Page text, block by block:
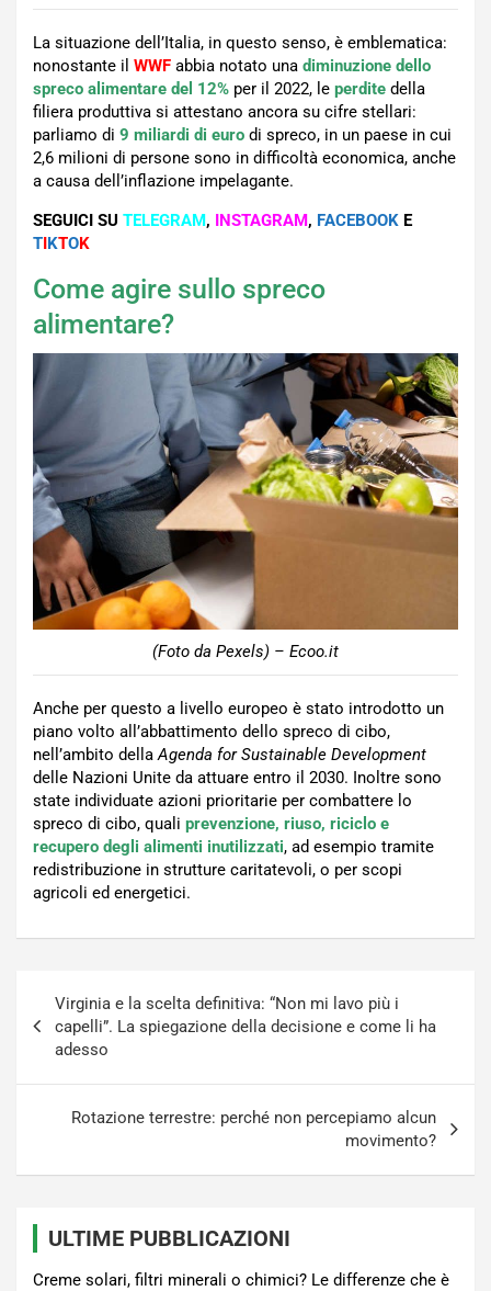
La situazione dell’Italia, in questo senso, è emblematica:
nonostante il WWF abbia notato una diminuzione dello
spreco alimentare del 12% per il 2022, le perdite della
filiera produttiva si attestano ancora su cifre stellari:
parliamo di 9 miliardi di euro di spreco, in un paese in cui
2,6 milioni di persone sono in difficoltà economica, anche
a causa dell’inflazione impelagante.
SEGUICI SU TELEGRAM, INSTAGRAM, FACEBOOK E
TIKTOK
Come agire sullo spreco
alimentare?
(Foto da Pexels) – Ecoo.it
Anche per questo a livello europeo è stato introdotto un
piano volto all’abbattimento dello spreco di cibo,
nell’ambito della Agenda for Sustainable Development
delle Nazioni Unite da attuare entro il 2030. Inoltre sono
state individuate azioni prioritarie per combattere lo
spreco di cibo, quali prevenzione, riuso, riciclo e
recupero degli alimenti inutilizzati, ad esempio tramite
redistribuzione in strutture caritatevoli, o per scopi
agricoli ed energetici.
articoli
Virginia e la scelta definitiva: “Non mi lavo più i
capelli”. La spiegazione della decisione e come li ha
adesso
Rotazione terrestre: perché non percepiamo alcun
movimento?
ULTIME PUBBLICAZIONI
Creme solari, filtri minerali o chimici? Le differenze che è